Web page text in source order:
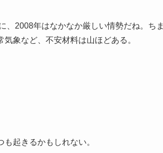
2008年はなかなか厳しい情勢だね。ちま
象など、不安材料は山ほどある。
起きるかもしれない。